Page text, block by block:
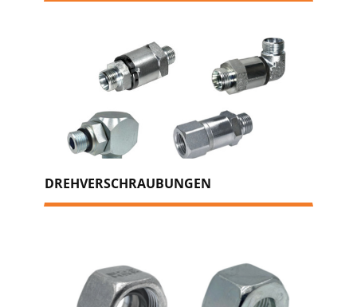
DREHVERSCHRAUBUNGEN